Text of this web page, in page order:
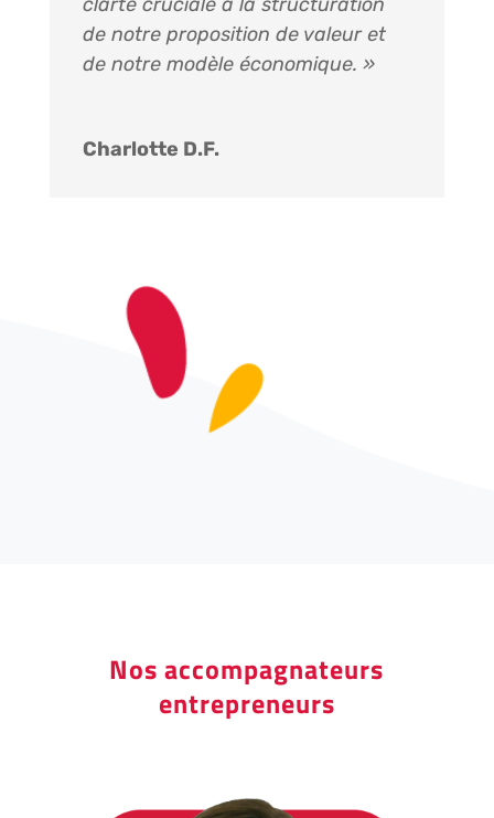
de notre proposition de valeur et
de notre modèle économique. »
Charlotte D.F.
Nos accompagnateurs
entrepreneurs